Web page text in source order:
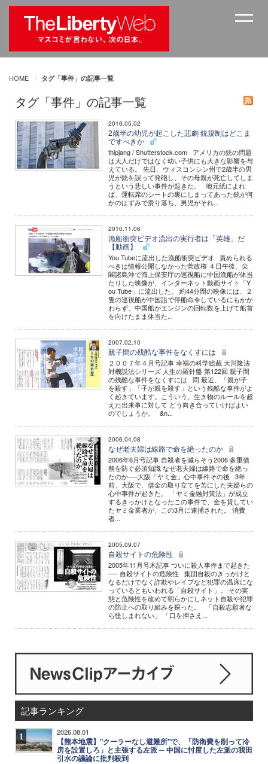
HOME タグ「事件」の記事一覧
タグ「事件」の記事一覧
2016.05.02
2歳半の幼児が起こした悲劇 銃規制はどこま
ですべきか
thipjang / Shutterstock.com アメリカの銃の問題
は大人だけではなく幼い子供にも大きな影響を与
えている。 先日、ウィスコンシン州で2歳半の男
児が銃を誤って発砲し、その母親が死亡してしま
うという悲しい事件が起きた。 地元紙によれ
ば、運転席のシートの裏にしまってあった銃が何
かのはずみで滑り落ち、男児がそれ...
2010.11.06
漁船衝突ビデオ流出の実行者は「英雄」だ
【動画】
You Tubeに流出した漁船衝突ビデオ 責められる
べきは情報公開しなかった菅政権 ４日午後、尖
閣諸島沖で海上保安庁の巡視船に中国漁船が体当
たりした映像が、インターネット動画サイト「Y
ou Tube」に流出した。 約44分間の映像には、２
隻の巡視船が中国語で停船命令しているにもかか
わらず、中国船がエンジンの回転数を上げて船首
を向けたまま体当た...
2007.02.10
親子間の残酷な事件をなくすには
２００７年４月号記事 幸福の科学総裁 大川隆法
対機説法シリーズ 人生の羅針盤 第122回 親子間
の残酷な事件をなくすには 問 最近、「親が子
を殺す」「子が親を殺す」という残酷な事件がよ
く起きています。こういう、生き物のルールを超
えた出来事に対して どう向き合っていけばよい
のでしょうか。 &n...
2006.04.08
なぜ老夫婦は線路で命を絶ったのか
2006年6月号記事 自殺者を減らそう2006 多重債
務を防ぐ必須知識 なぜ老夫婦は線路で命を絶っ
たのか──大阪「ヤミ金」心中事件その後 3年
前、大阪で、借金の取り立てを苦にした夫婦らの
心中事件が起きた。 「ヤミ金融対策法」が成立
するきっかけとなったこの事件で、金を貸してい
たヤミ金業者が、この3月に逮捕された。 消費
者...
2005.09.07
自殺サイトの危険性
2005年11月号木記事 ついに殺人事件まで起きた
── 自殺サイトの危険性 集団自殺のきっかけと
なるだけでなく詐欺やレイプなど犯罪の温床にな
っているともいわれる「自殺サイト」。 その実
態と危険性を改めて明らかにしネット自殺や犯罪
の防止への取り組みを探った。 「自殺志願者な
ら怪しまれない」 「口を押さえ...
記事ランキング
1 2026.08.01
【熊本地震】"クーラーなし避難所"で、「防衛費を削って冷
房を設置しろ」と主張する左派 ─ 中国に忖度した左派の我田
引水の議論に批判殺到